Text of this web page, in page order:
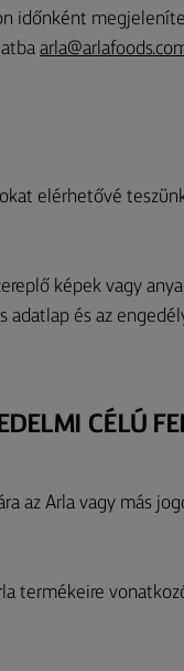
időnként
elérhetővé
képek vagy
adatlap és az
CÉLÚ
az Arla vagy más
termékeire